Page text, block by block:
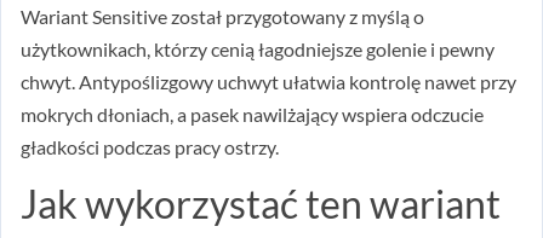
Wariant Sensitive został przygotowany z myślą o
użytkownikach, którzy cenią łagodniejsze golenie i pewny
chwyt. Antypoślizgowy uchwyt ułatwia kontrolę nawet przy
mokrych dłoniach, a pasek nawilżający wspiera odczucie
gładkości podczas pracy ostrzy.
Jak wykorzystać ten wariant